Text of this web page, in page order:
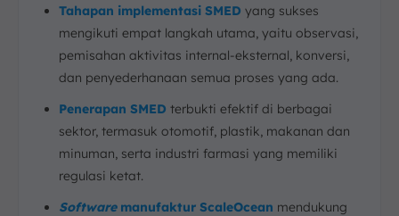
Tahapan implementasi SMED yang sukses
mengikuti empat langkah utama, yaitu observasi,
pemisahan aktivitas internal-eksternal, konversi,
dan penyederhanaan semua proses yang ada.
Penerapan SMED terbukti efektif di berbagai
sektor, termasuk otomotif, plastik, makanan dan
minuman, serta industri farmasi yang memiliki
regulasi ketat.
Softwaremanufaktur ScaleOcean mendukung